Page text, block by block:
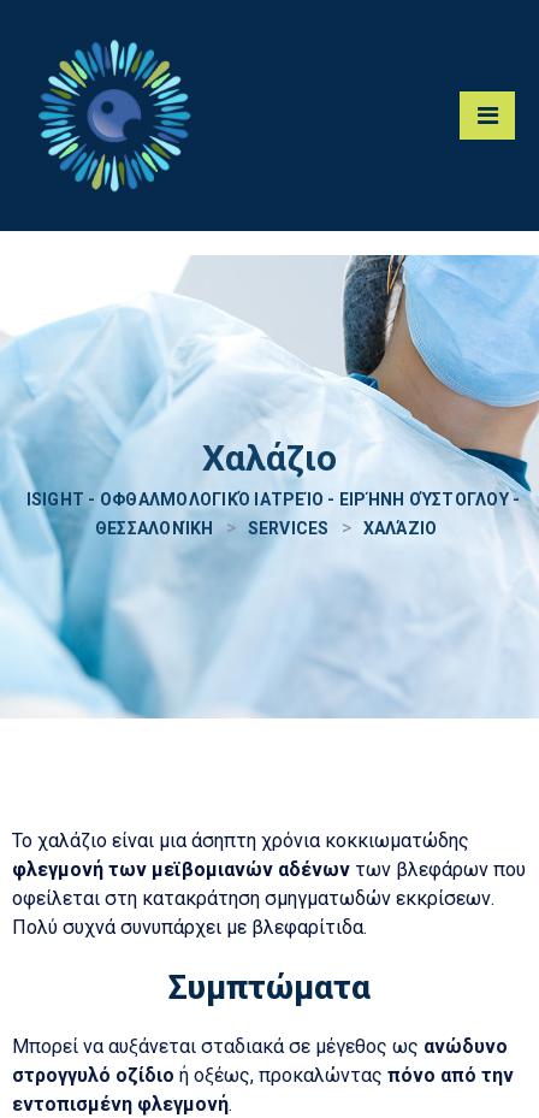
Χαλάζιο
ISIGHT - ΟΦΘΑΛΜΟΛΟΓΙΚΌ ΙΑΤΡΕΊΟ - ΕΙΡΉΝΗ ΟΎΣΤΟΓΛΟΥ -
ΘΕΣΣΑΛΟΝΊΚΗ
> SERVICES > ΧΑΛΆΖΙΟ
Το χαλάζιο είναι μια άσηπτη χρόνια κοκκιωματώδης
φλεγμονή των μεϊβομιανών αδένων των βλεφάρων που
οφείλεται στη κατακράτηση σμηγματωδών εκκρίσεων.
Πολύ συχνά συνυπάρχει με βλεφαρίτιδα.
Συμπτώματα
Μπορεί να αυξάνεται σταδιακά σε μέγεθος ως ανώδυνο
στρογγυλό οζίδιο ή οξέως, προκαλώντας πόνο από την
εντοπισμένη φλεγμονή.